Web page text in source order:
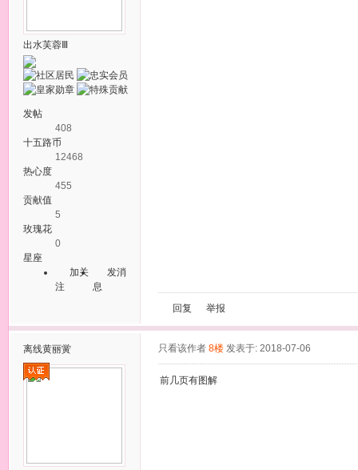
出水芙蓉Ⅲ
发帖
408
十五路币
12468
热心度
455
贡献值
5
玫瑰花
0
星座
加关
注
发消
息
回复 举报
离线黄丽黉 只看该作者 8楼 发表于: 2018-07-06
前几页有图解